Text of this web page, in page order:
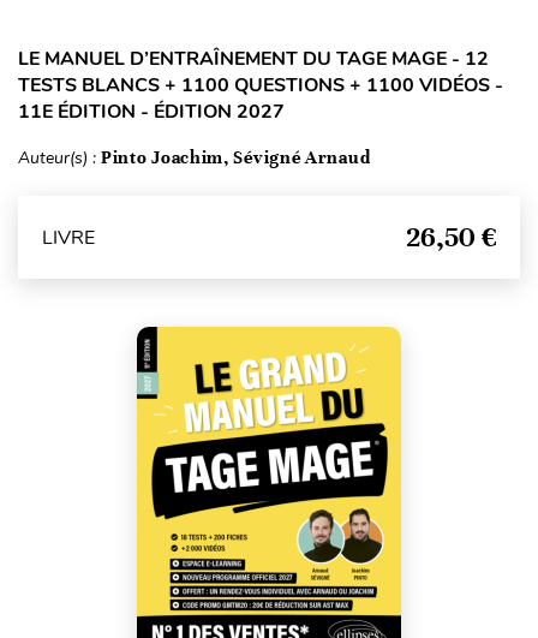
LE MANUEL D’ENTRAÎNEMENT DU TAGE MAGE - 12
TESTS BLANCS + 1100 QUESTIONS + 1100 VIDÉOS -
11E ÉDITION - ÉDITION 2027
Auteur(s) : Pinto Joachim, Sévigné Arnaud
LIVRE 26,50 €